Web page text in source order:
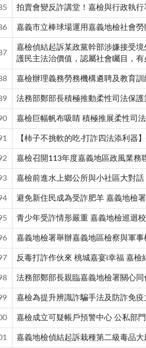
拍賣會變反詐講堂！嘉檢與行政執
嘉義市立棒球場運用嘉義地檢社會
嘉檢偵結起訴某政黨幹部涉嫌接受
護民主法治價值，認屬社會矚目，有
嘉檢辦理義務勞務機構遴聘及教育
法務部鄭部長積極推動柔性司法保
嘉檢巨幅帆布吸睛 積極推展柔性司
【柿子不挑軟的吃‧打詐四法添利器
嘉檢召開113年度嘉義地區政風業務
嘉檢前進水上鄉公所與小社區大對
避免新住民成為受詐肥羊 嘉義地檢
青少年受詐情形嚴重 嘉義地檢巡迴
嘉義地檢署舉辦嘉義地區檢察與軍
反毒打詐作伙來 桃城嘉宴i幸福 嘉
法務部鄭部長親臨嘉義地檢署關心
嘉檢為提升辨識詐騙手法及防詐免
嘉檢成立可疑帳戶預警中心 公私部
嘉義地檢偵結起訴栽種第二級毒品